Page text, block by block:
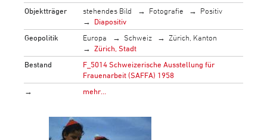
Objektträger
stehendes Bild Fotografie
Positiv
Diapositiv
Geopolitik
Europa Schweiz
Zürich, Kanton
Zürich, Stadt
Bestand
F_5014 Schweizerische Ausstellung für
Frauenarbeit (SAFFA) 1958
→
mehr…